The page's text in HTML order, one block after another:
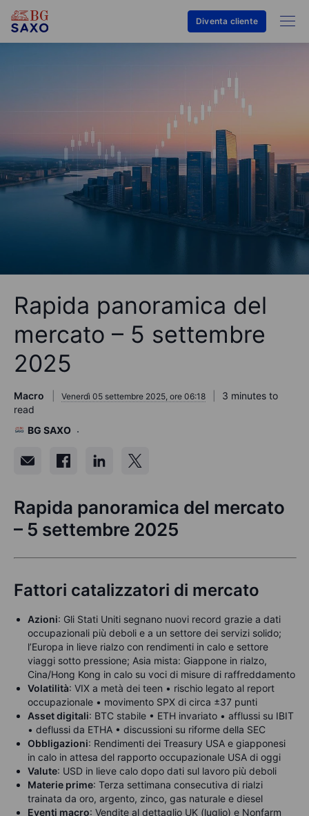
Diventa cliente
Rapida panoramica del
mercato – 5 settembre
2025
Macro Venerdì 05 settembre 2025, ore 06:18
3 minutes to
read
BG SAXO
Rapida panoramica del mercato
– 5 settembre 2025
Fattori catalizzatori di mercato
Azioni: Gli Stati Uniti segnano nuovi record grazie a dati
occupazionali più deboli e a un settore dei servizi solido;
l’Europa in lieve rialzo con rendimenti in calo e settore
viaggi sotto pressione; Asia mista: Giappone in rialzo,
Cina/Hong Kong in calo su voci di misure di raffreddamento
Volatilità: VIX a metà dei teen • rischio legato al report
occupazionale • movimento SPX di circa ±37 punti
Asset digitali: BTC stabile • ETH invariato • afflussi su IBIT
• deflussi da ETHA • discussioni su riforme della SEC
Obbligazioni: Rendimenti dei Treasury USA e giapponesi
in calo in attesa del rapporto occupazionale USA di oggi
Valute: USD in lieve calo dopo dati sul lavoro più deboli
Materie prime: Terza settimana consecutiva di rialzi
trainata da oro, argento, zinco, gas naturale e diesel
Eventi macro: Vendite al dettaglio UK (luglio) e Nonfarm